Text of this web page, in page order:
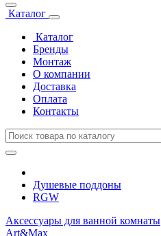
Каталог
Каталог
Бренды
Монтаж
О компании
Доставка
Оплата
Контакты
Душевые поддоны
RGW
Аксессуары для ванной комнаты
Art&Max